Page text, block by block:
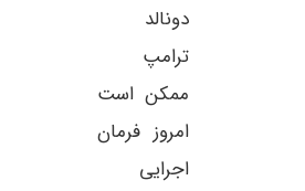
دونالد
ترامپ
ممکن است
امروز فرمان
اجرایی